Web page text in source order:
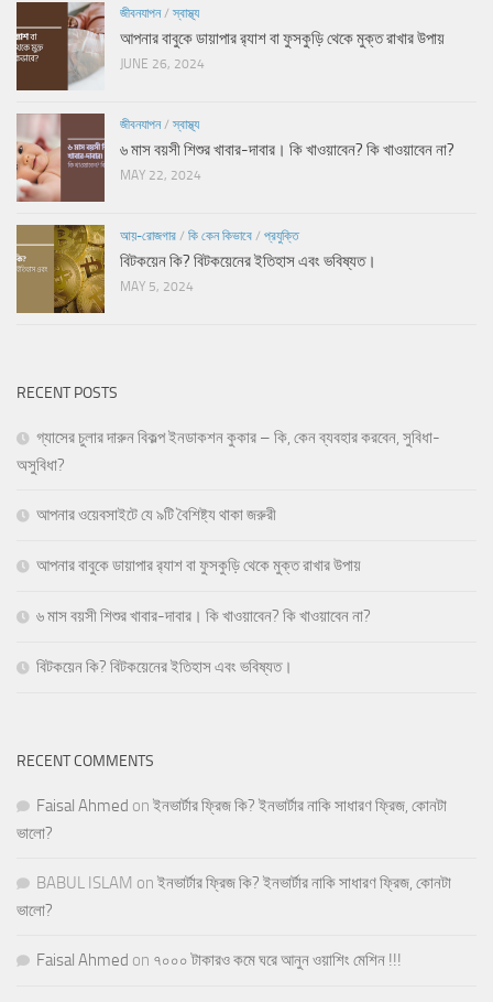
জীবনযাপন/স্বাস্থ্য
আপনার বাবুকে ডায়াপার র‍্যাশ বা ফুসকুড়ি থেকে মুক্ত রাখার উপায়
JUNE 26, 2024
জীবনযাপন/স্বাস্থ্য
৬ মাস বয়সী শিশুর খাবার-দাবার। কি খাওয়াবেন? কি খাওয়াবেন না?
MAY 22, 2024
আয়-রোজগার / কি কেন কিভাবে / প্রযুক্তি
বিটকয়েন কি? বিটকয়েনের ইতিহাস এবং ভবিষ্যত।
MAY 5, 2024
RECENT POSTS
গ্যাসের চুলার দারুন বিকল্প ইনডাকশন কুকার – কি, কেন ব্যবহার করবেন, সুবিধা-
অসুবিধা?
আপনার ওয়েবসাইটে যে ৯টি বৈশিষ্ট্য থাকা জরুরী
আপনার বাবুকে ডায়াপার র‍্যাশ বা ফুসকুড়ি থেকে মুক্ত রাখার উপায়
৬ মাস বয়সী শিশুর খাবার-দাবার। কি খাওয়াবেন? কি খাওয়াবেন না?
বিটকয়েন কি? বিটকয়েনের ইতিহাস এবং ভবিষ্যত।
RECENT COMMENTS
Faisal Ahmed on ইনভার্টার ফ্রিজ কি? ইনভার্টার নাকি সাধারণ ফ্রিজ, কোনটা
ভালো?
BABUL ISLAM on ইনভার্টার ফ্রিজ কি? ইনভার্টার নাকি সাধারণ ফ্রিজ, কোনটা
ভালো?
Faisal Ahmed on ৭০০০ টাকারও কমে ঘরে আনুন ওয়াশিং মেশিন !!!